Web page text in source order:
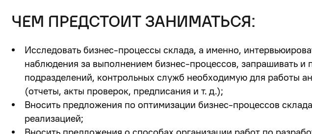
чем предстоит заниматься:
Исследовать бизнес-процессы склада, а именно,
наблюдения за выполнением бизнес-процессов, запрашивать и
подразделений, контрольных служб необходимую для работы
(отчеты, акты проверок, предписания и т. д.);
Вносить предложения по оптимизации бизнес-процессов
реализацией;